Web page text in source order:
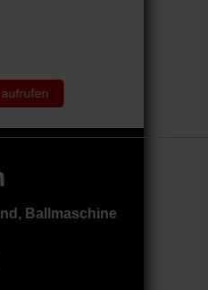
aufrufen
Ballmaschine